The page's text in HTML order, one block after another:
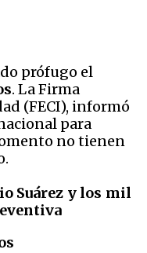
prófugo el
. La Firma
(FECI), informó
para
no tienen
Suárez y los mil